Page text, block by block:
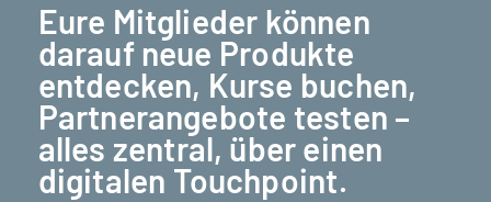
Eure Mitglieder können
darauf neue Produkte
entdecken, Kurse buchen,
Partnerangebote testen –
alles zentral, über einen
digitalen Touchpoint.